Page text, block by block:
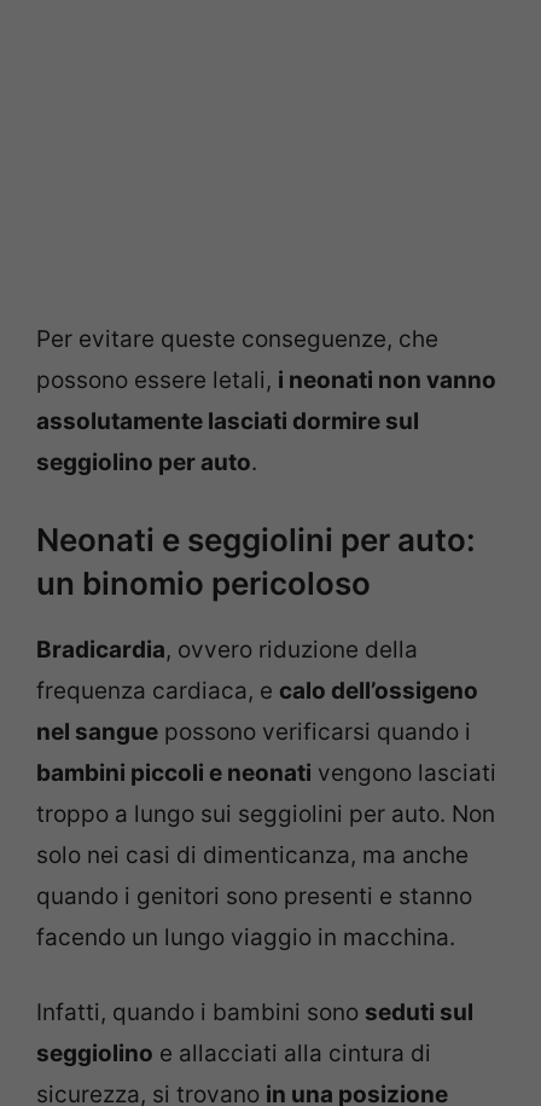
Per evitare queste conseguenze, che
possono essere letali, i neonati non vanno
assolutamente lasciati dormire sul
seggiolino per auto.
Neonati e seggiolini per auto:
un binomio pericoloso
Bradicardia, ovvero riduzione della
frequenza cardiaca, e calo dell’ossigeno
nel sangue possono verificarsi quando i
bambini piccoli e neonati vengono lasciati
troppo a lungo sui seggiolini per auto. Non
solo nei casi di dimenticanza, ma anche
quando i genitori sono presenti e stanno
facendo un lungo viaggio in macchina.
Infatti, quando i bambini sono seduti sul
seggiolino e allacciati alla cintura di
sicurezza, si trovano in una posizione